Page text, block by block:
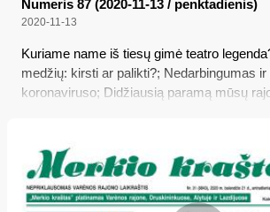
Numeris 87 (2020-11-13 / penktadienis)
2020-11-13
Kuriame name iš tiesų gimė teatro
medžių: kirsti ar palikti?; Nedarbingumas
koronaviruso; Didžiausią paramą mūsų